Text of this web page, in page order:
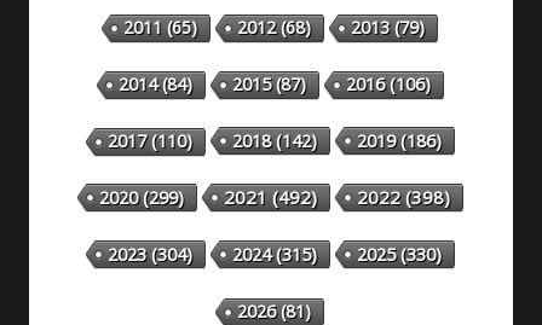
2011 (65) 2012(68) 2013(79)
2014(84) 2015(87) 2016(106)
2017(110) 2018(142) 2019(186)
2020(299) 2021(492) 2022(398)
2023(304) 2024(315) 2025(330)
2026(81)